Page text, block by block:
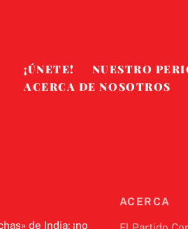
¡ÚNETE! NUESTRO
ACERCA DE NOSOTROS
de India: ¡no
ACERCA